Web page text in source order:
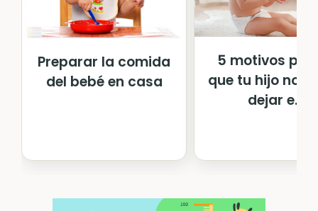
Preparar la comida
del bebé en casa
5 motivos por
que tu hijo no
dejar e...